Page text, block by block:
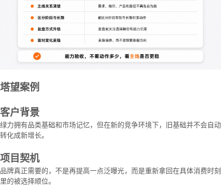
塔望案例
客户背景
绿力拥有品类基础和市场记忆，但在新的竞争环境下，旧基础并不会自动
转化成新增长。
项目契机
品牌真正需要的，不是再提高一点泛曝光，而是重新拿回在具体消费时刻
里的被选择顺位。